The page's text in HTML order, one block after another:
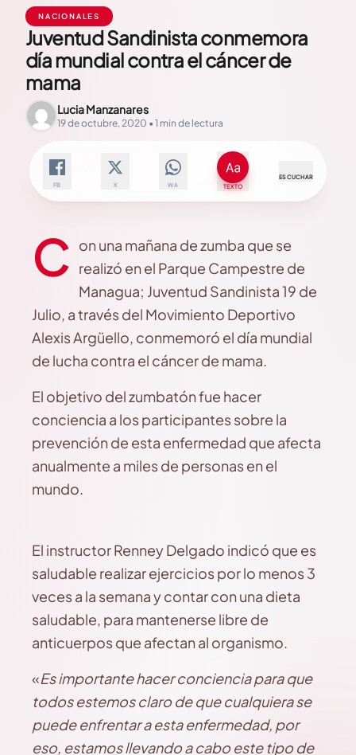
NACIONALES
Juventud Sandinista conmemora
día mundial contra el cáncer de
mama
Lucia Manzanares
19 de octubre, 2020 • 1 min de lectura
FB X WA TEXTO
ESCUCHAR
C on una mañana de zumba que se
realizó en el Parque Campestre de
Managua; Juventud Sandinista 19 de
Julio, a través del Movimiento Deportivo
Alexis Argüello, conmemoró el día mundial
de lucha contra el cáncer de mama.
El objetivo del zumbatón fue hacer
conciencia a los participantes sobre la
prevención de esta enfermedad que afecta
anualmente a miles de personas en el
mundo.
El instructor Renney Delgado indicó que es
saludable realizar ejercicios por lo menos 3
veces a la semana y contar con una dieta
saludable, para mantenerse libre de
anticuerpos que afectan al organismo.
«Es importante hacer conciencia para que
todos estemos claro de que cualquiera se
puede enfrentar a esta enfermedad, por
eso, estamos llevando a cabo este tipo de